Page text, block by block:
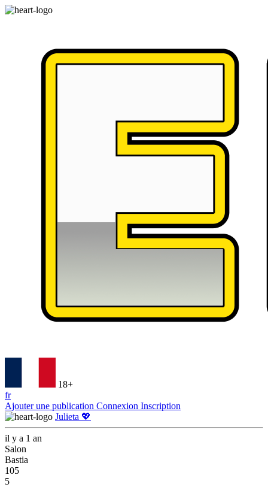
18+
fr
Ajouter une publication Connexion Inscription
Julieta 💖
il y a 1 an
Salon
Bastia
105
5